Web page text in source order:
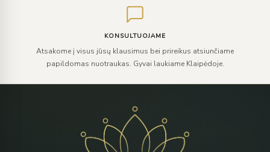
KONSULTUOJAME
Atsakome į visus jūsų klausimus bei prireikus atsiunčiame
papildomas nuotraukas. Gyvai laukiame Klaipėdoje.